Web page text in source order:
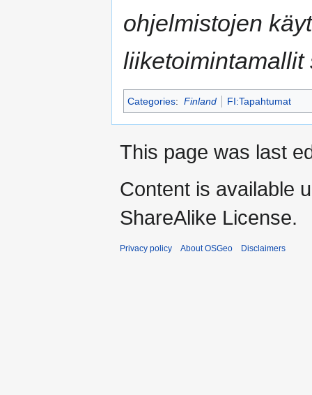
ohjelmistojen
liiketoimintamallit
Categories: Finland FI:Tapahtumat
This page was last
Content is available
ShareAlike License.
Privacy policy About OSGeo Disclaimers